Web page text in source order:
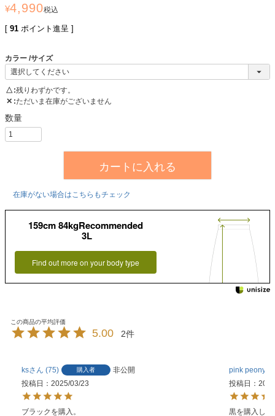
¥4,990税込
[ 91 ポイント進呈 ]
カラー サイズ
△ 残りわずかです。
✕ ただいま在庫がございません
カートに入れる
在庫がない場合はこちらもチェック
159cm 84kgRecommended
3L
Find out more on your body type
5.00 2
ks 75 購入者
非公開
投稿日
2025/03/23
ブラックを購入。
pink peony
投稿日
黒を購入しま